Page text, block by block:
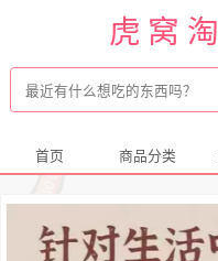
虎窝淘
首页 商品分类